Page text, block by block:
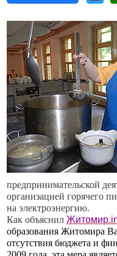
предпринимательской
организацией горячего
на электроэнергию.
Как объяснил
образования Житомира
отсутствия бюджета и